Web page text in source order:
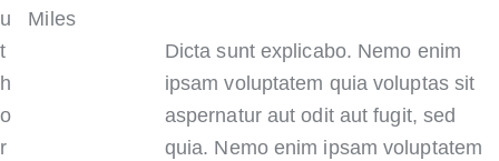
u
t
h
o
r
Miles
Dicta sunt explicabo. Nemo enim
ipsam voluptatem quia voluptas sit
aspernatur aut odit aut fugit, sed
quia. Nemo enim ipsam voluptatem